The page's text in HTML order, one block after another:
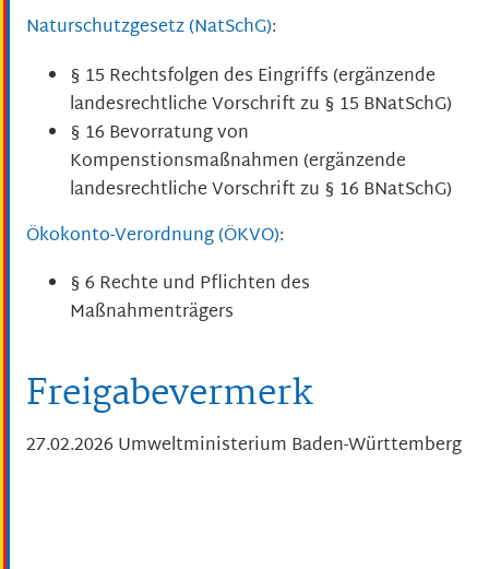
Naturschutzgesetz (NatSchG):
§ 15 Rechtsfolgen des Eingriffs (ergänzende
landesrechtliche Vorschrift zu § 15 BNatSchG)
§ 16 Bevorratung von
Kompenstionsmaßnahmen (ergänzende
landesrechtliche Vorschrift zu § 16 BNatSchG)
Ökokonto-Verordnung (ÖKVO):
§ 6 Rechte und Pflichten des
Maßnahmenträgers
Freigabevermerk
27.02.2026 Umweltministerium Baden-Württemberg